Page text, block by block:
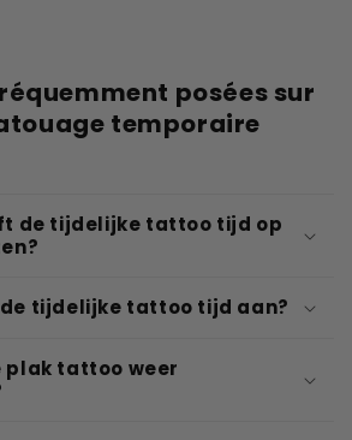
posées sur
temporaire
de tijdelijke tattoo tijd op
de tijdelijke tattoo tijd aan?
plak tattoo weer